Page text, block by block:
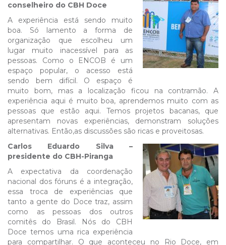
conselheiro do CBH Doce
A experiência está sendo muito
boa. Só lamento a forma de
organização que escolheu um
lugar muito inacessível para as
pessoas. Como o ENCOB é um
espaço popular, o acesso está
sendo bem difícil. O espaço é
muito bom, mas a localização ficou na contramão. A
experiência aqui é muito boa, aprendemos muito com as
pessoas que estão aqui. Temos projetos bacanas, que
apresentam novas experiências, demonstram soluções
alternativas. Então,as discussões são ricas e proveitosas.
Carlos Eduardo Silva –
presidente do CBH-Piranga
A expectativa da coordenação
nacional dos fóruns é a integração,
essa troca de experiências que
tanto a gente do Doce traz, assim
como as pessoas dos outros
comitês do Brasil. Nós do CBH
Doce temos uma rica experiência
para compartilhar. O que aconteceu no Rio Doce, em